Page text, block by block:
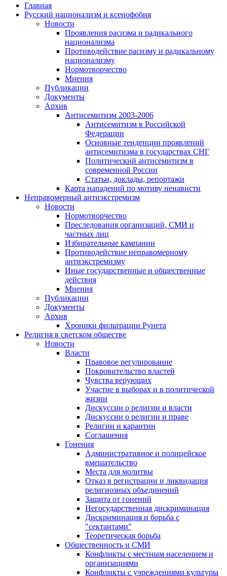
Главная
Русский национализм и ксенофобия
Новости
Проявления расизма и радикального
национализма
Противодействие расизму и радикальному
национализму
Нормотворчество
Мнения
Публикации
Документы
Архив
Антисемитизм 2003-2006
Антисемитизм в Российской
Федерации
Основные тенденции проявлений
антисемитизма в государствах СНГ
Политический антисемитизм в
современной России
Статьи, доклады, репортажи
Карта нападений по мотиву ненависти
Неправомерный антиэкстремизм
Новости
Нормотворчество
Преследования организаций, СМИ и
частных лиц
Избирательные кампании
Противодействие неправомерному
антиэкстремизму
Иные государственные и общественные
действия
Мнения
Публикации
Документы
Архив
Хроники фильтрации Рунета
Религия в светском обществе
Новости
Власти
Правовое регулирование
Покровительство властей
Чувства верующих
Участие в выборах и в политической
жизни
Дискуссии о религии и власти
Дискуссии о религии и праве
Религии и карантин
Соглашения
Гонения
Административное и полицейское
вмешательство
Места для молитвы
Отказ в регистрации и ликвидация
религиозных объединений
Защита от гонений
Негосударственная дискриминация
Дискриминация и борьба с
"сектантами"
Теоретическая борьба
Общественность и СМИ
Конфликты с местным населением и
организациями
Конфликты с учреждениями культуры